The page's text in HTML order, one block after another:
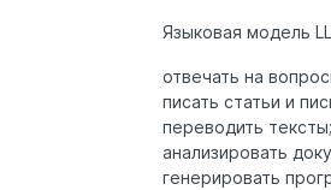
Языковая модель
отвечать на
писать статьи и
переводить тексты;
анализировать
генерировать